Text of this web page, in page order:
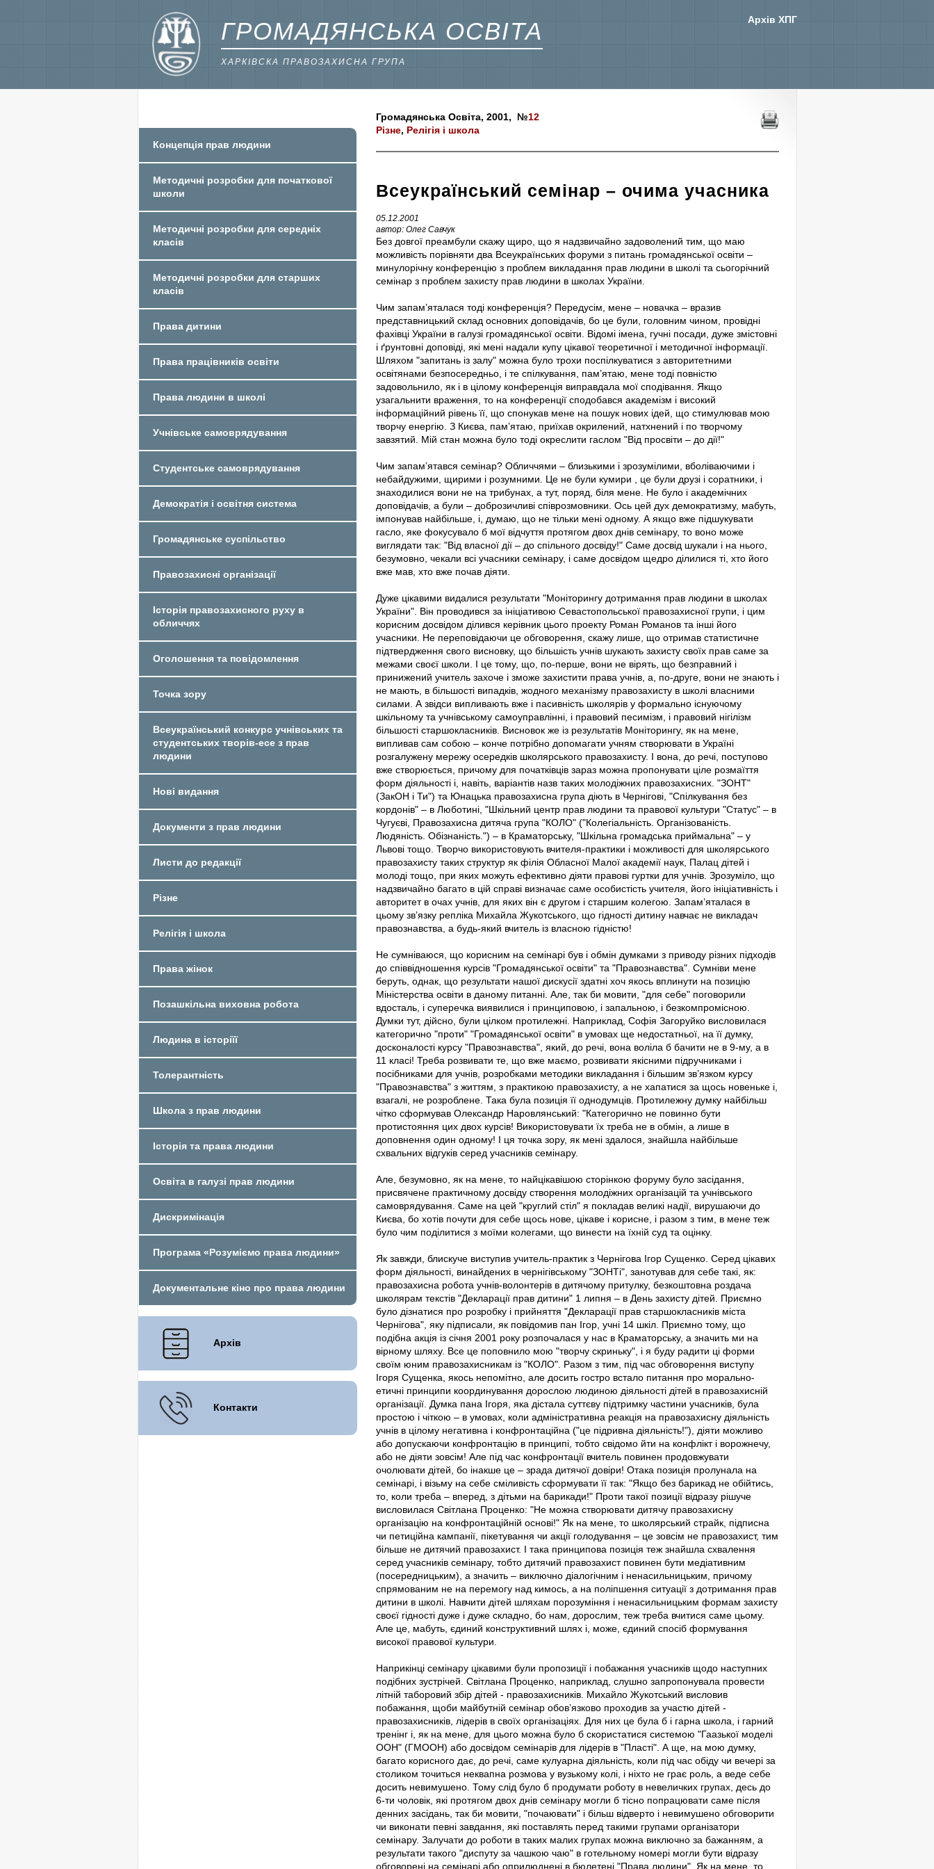
ГРОМАДЯНСЬКА ОСВІТА
ХАРКІВСКА ПРАВОЗАХИСНА ГРУПА
Архів ХПГ
Громадянська Освіта, 2001, №12
Різне, Релігія і школа
Всеукраїнський семінар – очима учасника
05.12.2001
автор: Олег Савчук
Без довгої преамбули скажу щиро, що я надзвичайно задоволений тим, що маю
можливість порівняти два Всеукраїнських форуми з питань громадянської освіти –
минулорічну конференцію з проблем викладання прав людини в школі та сьогорічний
семінар з проблем захисту прав людини в школах України.
Чим запам’яталася тоді конференція? Передусім, мене – новачка – вразив
представницький склад основних доповідачів, бо це були, головним чином, провідні
фахівці України в галузі громадянської освіти. Відомі імена, гучні посади, дуже змістовні
і ґрунтовні доповіді, які мені надали купу цікавої теоретичної і методичної інформації.
Шляхом "запитань із залу" можна було трохи поспілкуватися з авторитетними
освітянами безпосередньо, і те спілкування, пам’ятаю, мене тоді повністю
задовольнило, як і в цілому конференція виправдала мої сподівання. Якщо
узагальнити враження, то на конференції сподобався академізм і високий
інформаційний рівень її, що спонукав мене на пошук нових ідей, що стимулював мою
творчу енергію. З Києва, пам’ятаю, приїхав окрилений, натхнений і по творчому
завзятий. Мій стан можна було тоді окреслити гаслом "Від просвіти – до дії!"
Чим запам’ятався семінар? Обличчями – близькими і зрозумілими, вболіваючими і
небайдужими, щирими і розумними. Це не були кумири , це були друзі і соратники, і
знаходилися вони не на трибунах, а тут, поряд, біля мене. Не було і академічних
доповідачів, а були – доброзичливі співрозмовники. Ось цей дух демократизму, мабуть,
імпонував найбільше, і, думаю, що не тільки мені одному. А якщо вже підшукувати
гасло, яке фокусувало б мої відчуття протягом двох днів семінару, то воно може
виглядати так: "Від власної дії – до спільного досвіду!" Саме досвід шукали і на нього,
безумовно, чекали всі учасники семінару, і саме досвідом щедро ділилися ті, хто його
вже мав, хто вже почав діяти.
Дуже цікавими видалися результати "Моніторингу дотримання прав людини в школах
України". Він проводився за ініціативою Севастопольської правозахисної групи, і цим
корисним досвідом ділився керівник цього проекту Роман Романов та інші його
учасники. Не переповідаючи це обговорення, скажу лише, що отримав статистичне
підтвердження свого висновку, що більшість учнів шукають захисту своїх прав саме за
межами своєї школи. І це тому, що, по-перше, вони не вірять, що безправний і
принижений учитель захоче і зможе захистити права учнів, а, по-друге, вони не знають і
не мають, в більшості випадків, жодного механізму правозахисту в школі власними
силами. А звідси випливають вже і пасивність школярів у формально існуючому
шкільному та учнівському самоуправлінні, і правовий песимізм, і правовий нігілізм
більшості старшокласників. Висновок же із результатів Моніторингу, як на мене,
випливав сам собою – конче потрібно допомагати учням створювати в Україні
розгалужену мережу осередків школярського правозахисту. І вона, до речі, поступово
вже створюється, причому для початківців зараз можна пропонувати ціле розмаїття
форм діяльності і, навіть, варіантів назв таких молодіжних правозахисних. "ЗОНТ"
(ЗакОН і Ти") та Юнацька правозахисна група діють в Чернігові, "Спілкування без
кордонів" – в Люботині, "Шкільний центр прав людини та правової культури "Статус" – в
Чугуєві, Правозахисна дитяча група "КОЛО" ("Колегіальність. Організованість.
Людяність. Обізнаність.") – в Краматорську, "Шкільна громадська приймальна" – у
Львові тощо. Творчо використовують вчителя-практики і можливості для школярського
правозахисту таких структур як філія Обласної Малої академії наук, Палац дітей і
молоді тощо, при яких можуть ефективно діяти правові гуртки для учнів. Зрозуміло, що
надзвичайно багато в цій справі визначає саме особистість учителя, його ініціативність і
авторитет в очах учнів, для яких він є другом і старшим колегою. Запам’яталася в
цьому зв’язку репліка Михайла Жукотського, що гідності дитину навчає не викладач
правознавства, а будь-який вчитель із власною гідністю!
Не сумніваюся, що корисним на семінарі був і обмін думками з приводу різних підходів
до співвідношення курсів "Громадянської освіти" та "Правознавства". Сумніви мене
беруть, однак, що результати нашої дискусії здатні хоч якось вплинути на позицію
Міністерства освіти в даному питанні. Але, так би мовити, "для себе" поговорили
вдосталь, і суперечка виявилися і принциповою, і запальною, і безкомпромісною.
Думки тут, дійсно, були цілком протилежні. Наприклад, Софія Загоруйко висловилася
категорично "проти" "Громадянської освіти" в умовах ще недостатньої, на її думку,
досконалості курсу "Правознавства", який, до речі, вона воліла б бачити не в 9-му, а в
11 класі! Треба розвивати те, що вже маємо, розвивати якісними підручниками і
посібниками для учнів, розробками методики викладання і більшим зв’язком курсу
"Правознавства" з життям, з практикою правозахисту, а не хапатися за щось новеньке і,
взагалі, не розроблене. Така була позиція її однодумців. Протилежну думку найбільш
чітко сформував Олександр Наровлянський: "Категорично не повинно бути
протистояння цих двох курсів! Використовувати їх треба не в обмін, а лише в
доповнення один одному! І ця точка зору, як мені здалося, знайшла найбільше
схвальних відгуків серед учасників семінару.
Але, безумовно, як на мене, то найцікавішою сторінкою форуму було засідання,
присвячене практичному досвіду створення молодіжних організацій та учнівського
самоврядування. Саме на цей "круглий стіл" я покладав великі надії, вирушаючи до
Києва, бо хотів почути для себе щось нове, цікаве і корисне, і разом з тим, в мене теж
було чим поділитися з моїми колегами, що винести на їхній суд та оцінку.
Як завжди, блискуче виступив учитель-практик з Чернігова Ігор Сущенко. Серед цікавих
форм діяльності, винайдених в чернігівському "ЗОНТі", занотував для себе такі, як:
правозахисна робота учнів-волонтерів в дитячому притулку, безкоштовна роздача
школярам текстів "Декларації прав дитини" 1 липня – в День захисту дітей. Приємно
було дізнатися про розробку і прийняття "Декларації прав старшокласників міста
Чернігова", яку підписали, як повідомив пан Ігор, учні 14 шкіл. Приємно тому, що
подібна акція із січня 2001 року розпочалася у нас в Краматорську, а значить ми на
вірному шляху. Все це поповнило мою "творчу скриньку", і я буду радити ці форми
своїм юним правозахисникам із "КОЛО". Разом з тим, під час обговорення виступу
Ігоря Сущенка, якось непомітно, але досить гостро встало питання про морально-
етичні принципи координування дорослою людиною діяльності дітей в правозахисній
організації. Думка пана Ігоря, яка дістала суттєву підтримку частини учасників, була
простою і чіткою – в умовах, коли адміністративна реакція на правозахисну діяльність
учнів в цілому негативна і конфронтаційна ("це підривна діяльність!"), діяти можливо
або допускаючи конфронтацію в принципі, тобто свідомо йти на конфлікт і ворожнечу,
або не діяти зовсім! Але під час конфронтації вчитель повинен продовжувати
очолювати дітей, бо інакше це – зрада дитячої довіри! Отака позиція пролунала на
семінарі, і візьму на себе сміливість сформувати її так: "Якщо без барикад не обійтись,
то, коли треба – вперед, з дітьми на барикади!" Проти такої позиції відразу рішуче
висловилася Світлана Проценко: "Не можна створювати дитячу правозахисну
організацію на конфронтаційній основі!" Як на мене, то школярський страйк, підписна
чи петиційна кампанії, пікетування чи акції голодування – це зовсім не правозахист, тим
більше не дитячий правозахист. І така принципова позиція теж знайшла схвалення
серед учасників семінару, тобто дитячий правозахист повинен бути медіативним
(посередницьким), а значить – виключно діалогічним і ненасильницьким, причому
спрямованим не на перемогу над кимось, а на поліпшення ситуації з дотримання прав
дитини в школі. Навчити дітей шляхам порозуміння і ненасильницьким формам захисту
своєї гідності дуже і дуже складно, бо нам, дорослим, теж треба вчитися саме цьому.
Але це, мабуть, єдиний конструктивний шлях і, може, єдиний спосіб формування
високої правової культури.
Наприкінці семінару цікавими були пропозиції і побажання учасників щодо наступних
подібних зустрічей. Світлана Проценко, наприклад, слушно запропонувала провести
літній таборовий збір дітей - правозахисників. Михайло Жукотський висловив
побажання, щоби майбутній семінар обов’язково проходив за участю дітей -
правозахисників, лідерів в своїх організаціях. Для них це була б і гарна школа, і гарний
тренінг і, як на мене, для цього можна було б скористатися системою "Гаазької моделі
ООН" (ГМООН) або досвідом семінарів для лідерів в "Пласті". А ще, на мою думку,
багато корисного дає, до речі, саме кулуарна діяльність, коли під час обіду чи вечері за
столиком точиться неквапна розмова у вузькому колі, і ніхто не грає роль, а веде себе
досить невимушено. Тому слід було б продумати роботу в невеличких групах, десь до
6-ти чоловік, які протягом двох днів семінару могли б тісно попрацювати саме після
денних засідань, так би мовити, "почаювати" і більш відверто і невимушено обговорити
чи виконати певні завдання, які поставлять перед такими групами організатори
семінару. Залучати до роботи в таких малих групах можна виключно за бажанням, а
результати такого "диспуту за чашкою чаю" в готельному номері могли бути відразу
обговорені на семінарі або оприлюднені в бюлетені "Права людини". Як на мене, то
Концепція прав людини
Методичні розробки для початкової
школи
Методичні розробки для середніх
класів
Методичні розробки для старших
класів
Права дитини
Права працівників освіти
Права людини в школі
Учнівське самоврядування
Студентське самоврядування
Демократія і освітня система
Громадянське суспільство
Правозахисні організації
Історія правозахисного руху в
обличчях
Оголошення та повідомлення
Точка зору
Всеукраїнський конкурс учнівських та
студентських творів-есе з прав
людини
Нові видання
Документи з прав людини
Листи до редакції
Різне
Релігія і школа
Права жінок
Позашкільна виховна робота
Людина в історіїї
Толерантність
Школа з прав людини
Історія та права людини
Освіта в галузі прав людини
Дискримінація
Програма «Розуміємо права людини»
Документальне кіно про права людини
Архів
Контакти